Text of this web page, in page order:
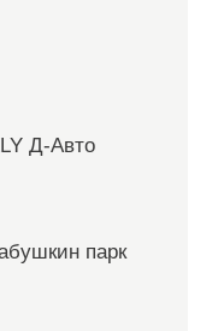
Д-Авто
парк